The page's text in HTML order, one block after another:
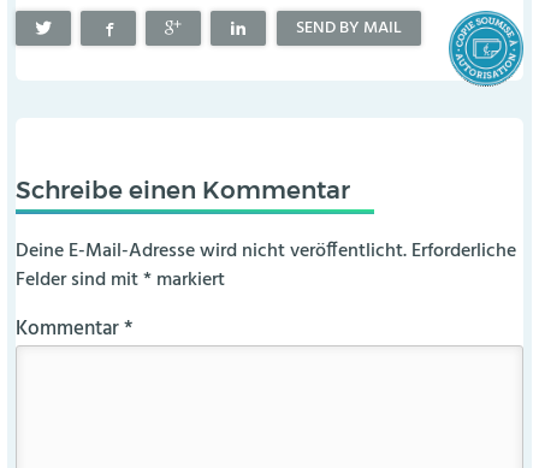
SEND BY MAIL
Schreibe einen Kommentar
Deine E-Mail-Adresse wird nicht veröffentlicht. Erforderliche
Felder sind mit*markiert
Kommentar*